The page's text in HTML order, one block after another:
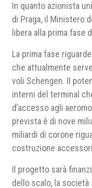
Area riservata
In quanto azionista
di Praga, il Ministero
libera alla prima fase
La prima fase
che attualmente
voli Schengen. Il
interni del terminal
d’accesso agli
prevista è di nove
miliardi di corone
costruzione
Il progetto sarà
dello scalo, la società